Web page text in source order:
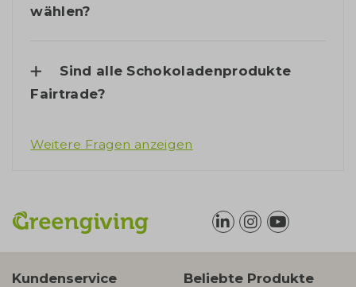
wählen?
Sind alle Schokoladenprodukte
Fairtrade?
Weitere Fragen anzeigen
Kundenservice Beliebte Produkte